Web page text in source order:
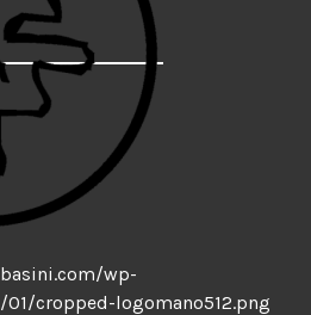
wp-
cropped-logomano512.png